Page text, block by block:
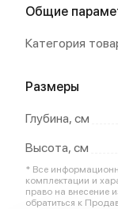
Общие
Категория
Размеры
Глубина, см
Высота, см
* Все
комплектации и
право на внесение
обратиться к